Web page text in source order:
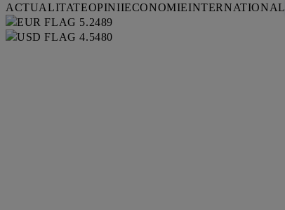
ACTUALITATEOPINIIECONOMIEINTERNATIONAL
5.2489
4.5480